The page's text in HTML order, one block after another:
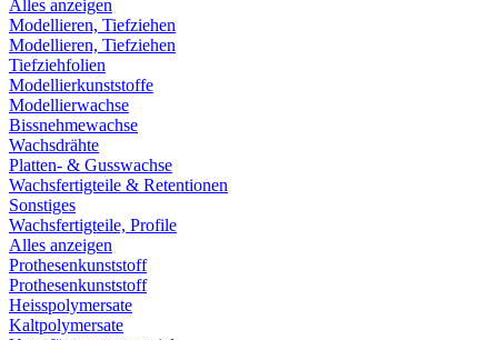
Alles anzeigen
Modellieren, Tiefziehen
Modellieren, Tiefziehen
Tiefziehfolien
Modellierkunststoffe
Modellierwachse
Bissnehmewachse
Wachsdrähte
Platten- & Gusswachse
Wachsfertigteile & Retentionen
Sonstiges
Wachsfertigteile, Profile
Alles anzeigen
Prothesenkunststoff
Prothesenkunststoff
Heisspolymersate
Kaltpolymersate